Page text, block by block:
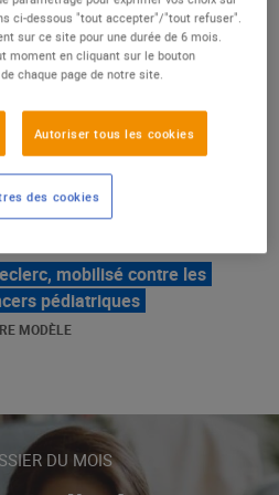
MODÈLE
mobilisé contre les
pédiatriques
E.LECLERC ET
COMBATS
MODÈLE
» - La nouvelle revue de
de Marque Repère
DE QUALITÉ
DU MOIS
ci-dessous "tout accepter"/"tout refuser".
sur ce site pour une durée de 6 mois.
moment en cliquant sur le bouton
chaque page de notre site.
Autoriser tous les cookies
des cookies